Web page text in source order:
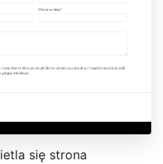
się strona